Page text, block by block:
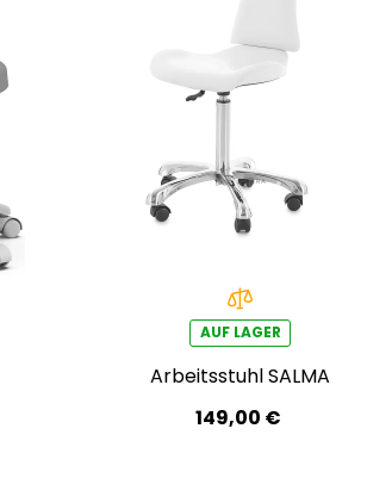
AUF LAGER
Arbeitsstuhl SALMA
149,00 €